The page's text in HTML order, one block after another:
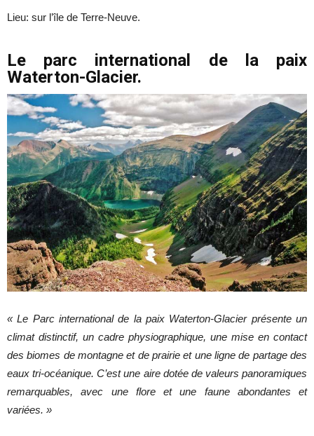
Lieu: sur l’île de Terre-Neuve.
Le parc international de la paix
Waterton-Glacier.
« Le Parc international de la paix Waterton-Glacier présente un
climat distinctif, un cadre physiographique, une mise en contact
des biomes de montagne et de prairie et une ligne de partage des
eaux tri-océanique. C’est une aire dotée de valeurs panoramiques
remarquables, avec une flore et une faune abondantes et
variées. »